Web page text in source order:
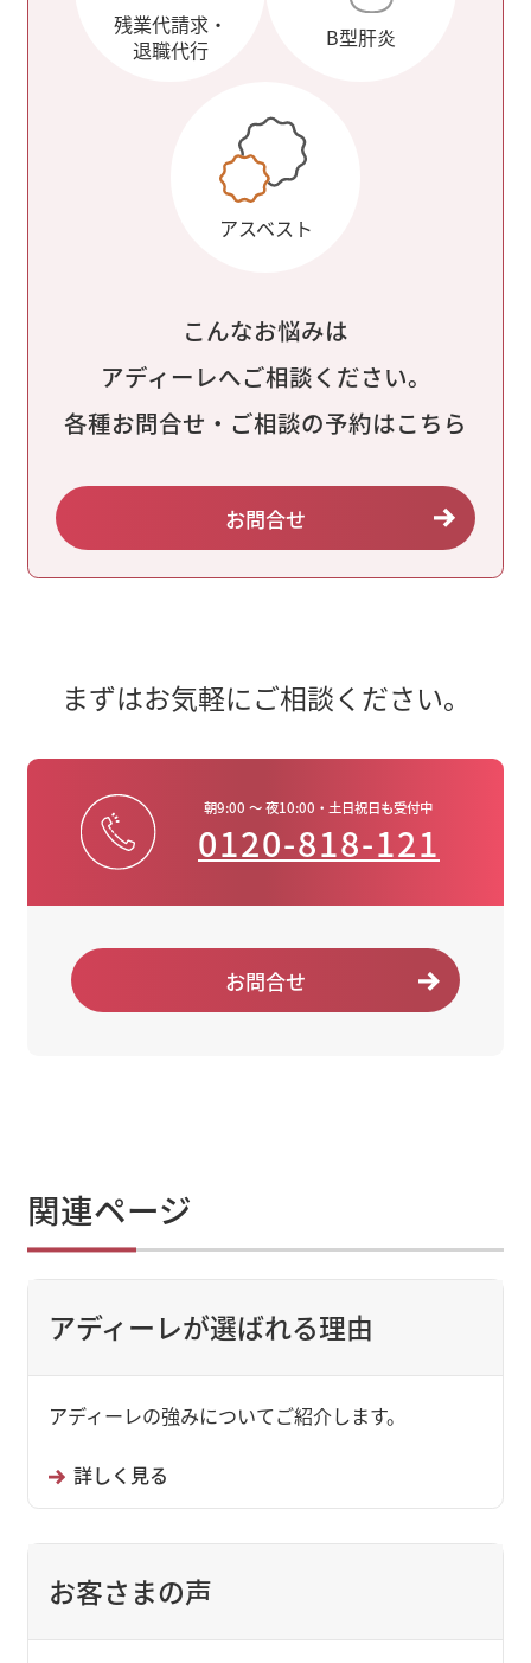
残業代請求・
退職代行
B型肝炎
アスベスト
こんなお悩みは
アディーレへご相談ください。
各種お問合せ・ご相談の予約はこちら
お問合せ
まずはお気軽にご相談ください。
朝9:00 ～ 夜10:00・土日祝日も受付中
0120-818-121
お問合せ
関連ページ
アディーレが選ばれる理由
アディーレの強みについてご紹介します。
詳しく見る
お客さまの声